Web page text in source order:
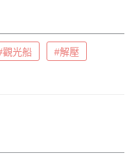
觀光船 #解壓